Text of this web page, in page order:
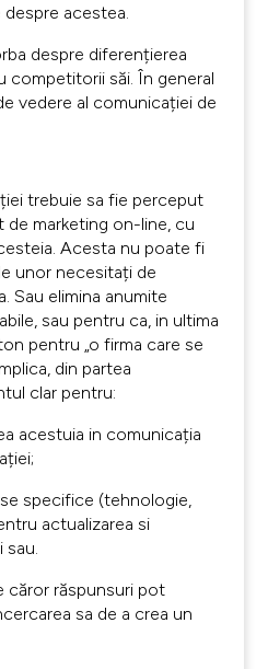
acestea.
despre diferențierea
competitorii săi. În general
vedere al comunicației de
trebuie sa fie perceput
marketing on-line, cu
Acesta nu poate fi
unor necesitați de
Sau elimina anumite
sau pentru ca, in ultima
pentru „o firma care se
din partea
clar pentru:
acestuia in comunicația
specifice (tehnologie,
actualizarea si
sau.
căror răspunsuri pot
sa de a crea un